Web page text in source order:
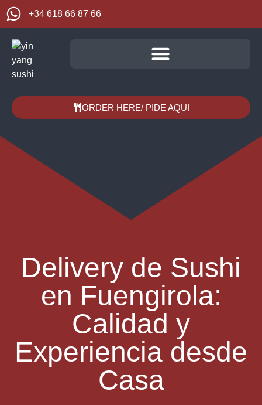
+34 618 66 87 66
ORDER HERE/ PIDE AQUI
Delivery de Sushi
en Fuengirola:
Calidad y
Experiencia desde
Casa